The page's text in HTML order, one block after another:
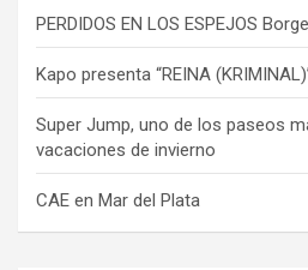
PERDIDOS EN LOS ESPEJOS
Kapo presenta “REINA
Super Jump, uno de los paseos
vacaciones de invierno
CAE en Mar del Plata